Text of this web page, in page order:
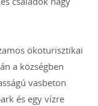
ökoturisztikai
a községben
vasbeton
és egy vízre